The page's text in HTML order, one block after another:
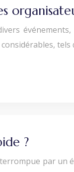
tels
?
par un